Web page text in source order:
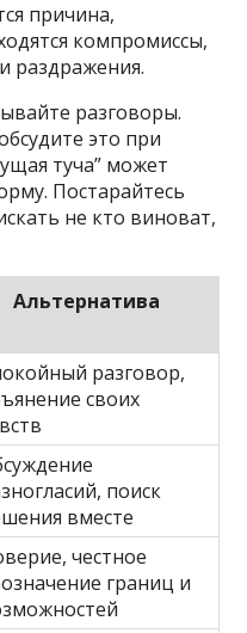
причина,
компромиссы,
раздражения.
разговоры.
это при
туча” может
Постарайтесь
не кто виноват,
Альтернатива
разговор,
своих
поиск
вместе
честное
границ и